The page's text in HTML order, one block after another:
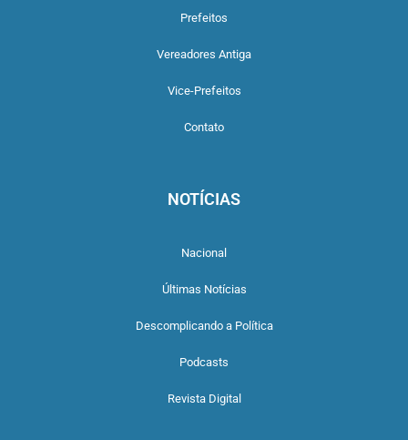
Prefeitos
Vereadores Antiga
Vice-Prefeitos
Contato
NOTÍCIAS
Nacional
Últimas Notícias
Descomplicando a Política
Podcasts
Revista Digital